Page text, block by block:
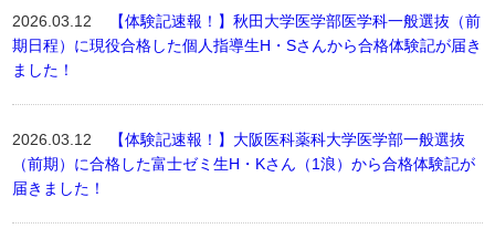
2026.03.12
【体験記速報！】秋田大学医学部医学科一般選抜（前
期日程）に現役合格した個人指導生H・Sさんから合格体験記が届き
ました！
2026.03.12
【体験記速報！】大阪医科薬科大学医学部一般選抜
（前期）に合格した富士ゼミ生H・Kさん（1浪）から合格体験記が
届きました！